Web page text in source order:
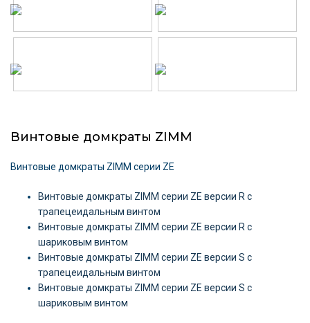
Винтовые домкраты ZIMM
Винтовые домкраты ZIMM серии ZE
Винтовые домкраты ZIMM серии ZE версии R c
трапецеидальным винтом
Винтовые домкраты ZIMM серии ZE версии R c
шариковым винтом
Винтовые домкраты ZIMM серии ZE версии S c
трапецеидальным винтом
Винтовые домкраты ZIMM серии ZE версии S c
шариковым винтом